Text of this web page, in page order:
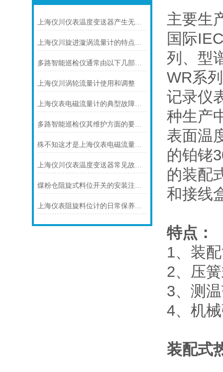
上海仪川仪表温度变送器产生无输出的原因及解决方法
上海仪川旋进漩涡流量计的特点介绍
多路智能巡检仪通常由以下几部分组成
上海仪川涡轮流量计使用和调整
上海仪表电磁流量计的典型故障诊断及处理方法
多路智能巡检仪其维护方面的要点是什么？
殊不知这才是上海仪表电磁流量计的功能所在
上海仪川仪表温度变送器常见故障及解决方法
煤粉仓阻旋式料位开关的安装注意事项
上海仪表阻旋料位计的日常保养注意事项如下
主要生
国际
列、型
WR系
记录仪
种生产
表面温
的铂铑
的装配
和接线
特点：
1、装
2、压
3、测
4、机
装配式